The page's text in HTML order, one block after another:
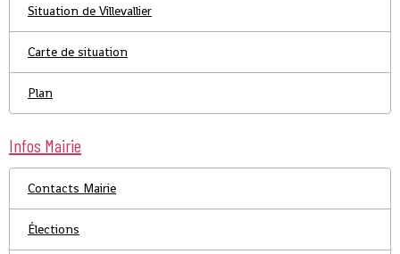
Situation de Villevallier
Carte de situation
Plan
Infos Mairie
Contacts Mairie
Élections